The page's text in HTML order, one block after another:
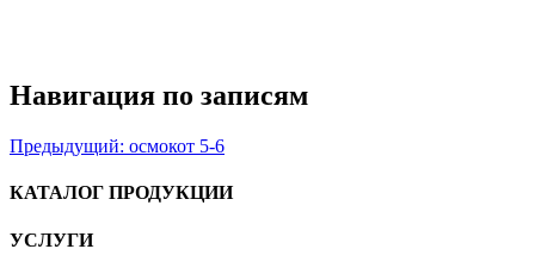
Навигация по записям
Предыдущий: осмокот 5-6
КАТАЛОГ ПРОДУКЦИИ
УСЛУГИ